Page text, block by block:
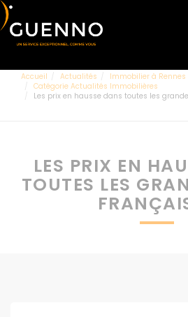
Accueil Actualités
Immobilier à Rennes
Catégorie Actualités Immobilières
Les prix en hausse dans toutes les
LES PRIX EN
TOUTES LES